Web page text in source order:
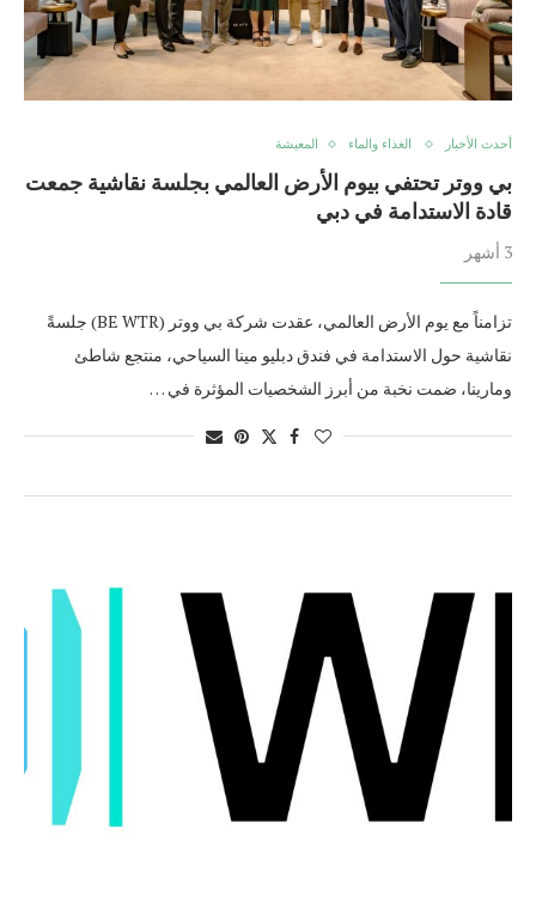
أحدث الأخبار الغذاء والماء المعيشة
بي ووتر تحتفي بيوم الأرض العالمي بجلسة نقاشية جمعت
قادة الاستدامة في دبي
3 أشهر
تزامناً مع يوم الأرض العالمي، عقدت شركة بي ووتر (BE WTR) جلسةً
نقاشية حول الاستدامة في فندق دبليو مينا السياحي، منتجع شاطئ
ومارينا، ضمت نخبة من أبرز الشخصيات المؤثرة في …